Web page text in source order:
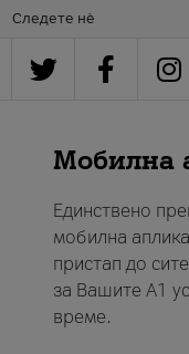
Следете нè
Мобилна
Единствено
мобилна
пристап до
за Вашите A1
време.